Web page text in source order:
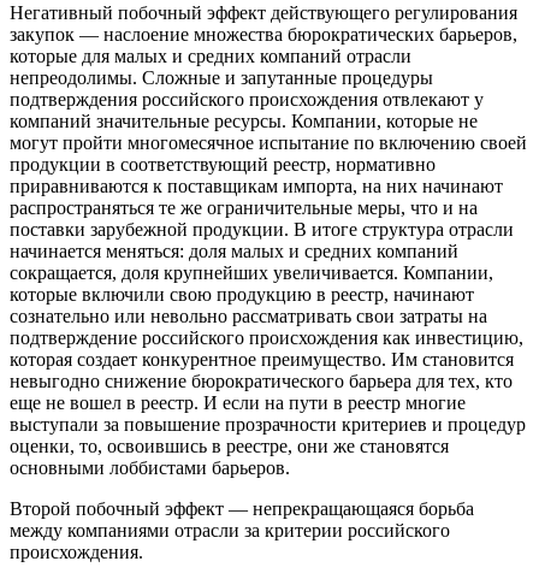
Негативный побочный эффект действующего регулирования
закупок — наслоение множества бюрократических барьеров,
которые для малых и средних компаний отрасли
непреодолимы. Сложные и запутанные процедуры
подтверждения российского происхождения отвлекают у
компаний значительные ресурсы. Компании, которые не
могут пройти многомесячное испытание по включению своей
продукции в соответствующий реестр, нормативно
приравниваются к поставщикам импорта, на них начинают
распространяться те же ограничительные меры, что и на
поставки зарубежной продукции. В итоге структура отрасли
начинается меняться: доля малых и средних компаний
сокращается, доля крупнейших увеличивается. Компании,
которые включили свою продукцию в реестр, начинают
сознательно или невольно рассматривать свои затраты на
подтверждение российского происхождения как инвестицию,
которая создает конкурентное преимущество. Им становится
невыгодно снижение бюрократического барьера для тех, кто
еще не вошел в реестр. И если на пути в реестр многие
выступали за повышение прозрачности критериев и процедур
оценки, то, освоившись в реестре, они же становятся
основными лоббистами барьеров.
Второй побочный эффект — непрекращающаяся борьба
между компаниями отрасли за критерии российского
происхождения.